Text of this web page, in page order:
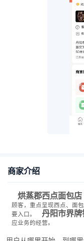
商家介绍
烘蒸郡西点面包店
顾客，重点呈现西点、面
要入口。
丹阳市界
应业务的经营。